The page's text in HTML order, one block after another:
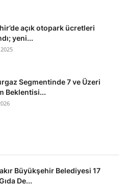
açık otopark ücretleri
yeni...
Segmentinde 7 ve Üzeri
Beklentisi...
Büyükşehir Belediyesi 17
De...